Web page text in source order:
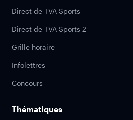
Direct de TVA Sports
Direct de TVA Sports 2
Grille horaire
Infolettres
Concours
Thématiques